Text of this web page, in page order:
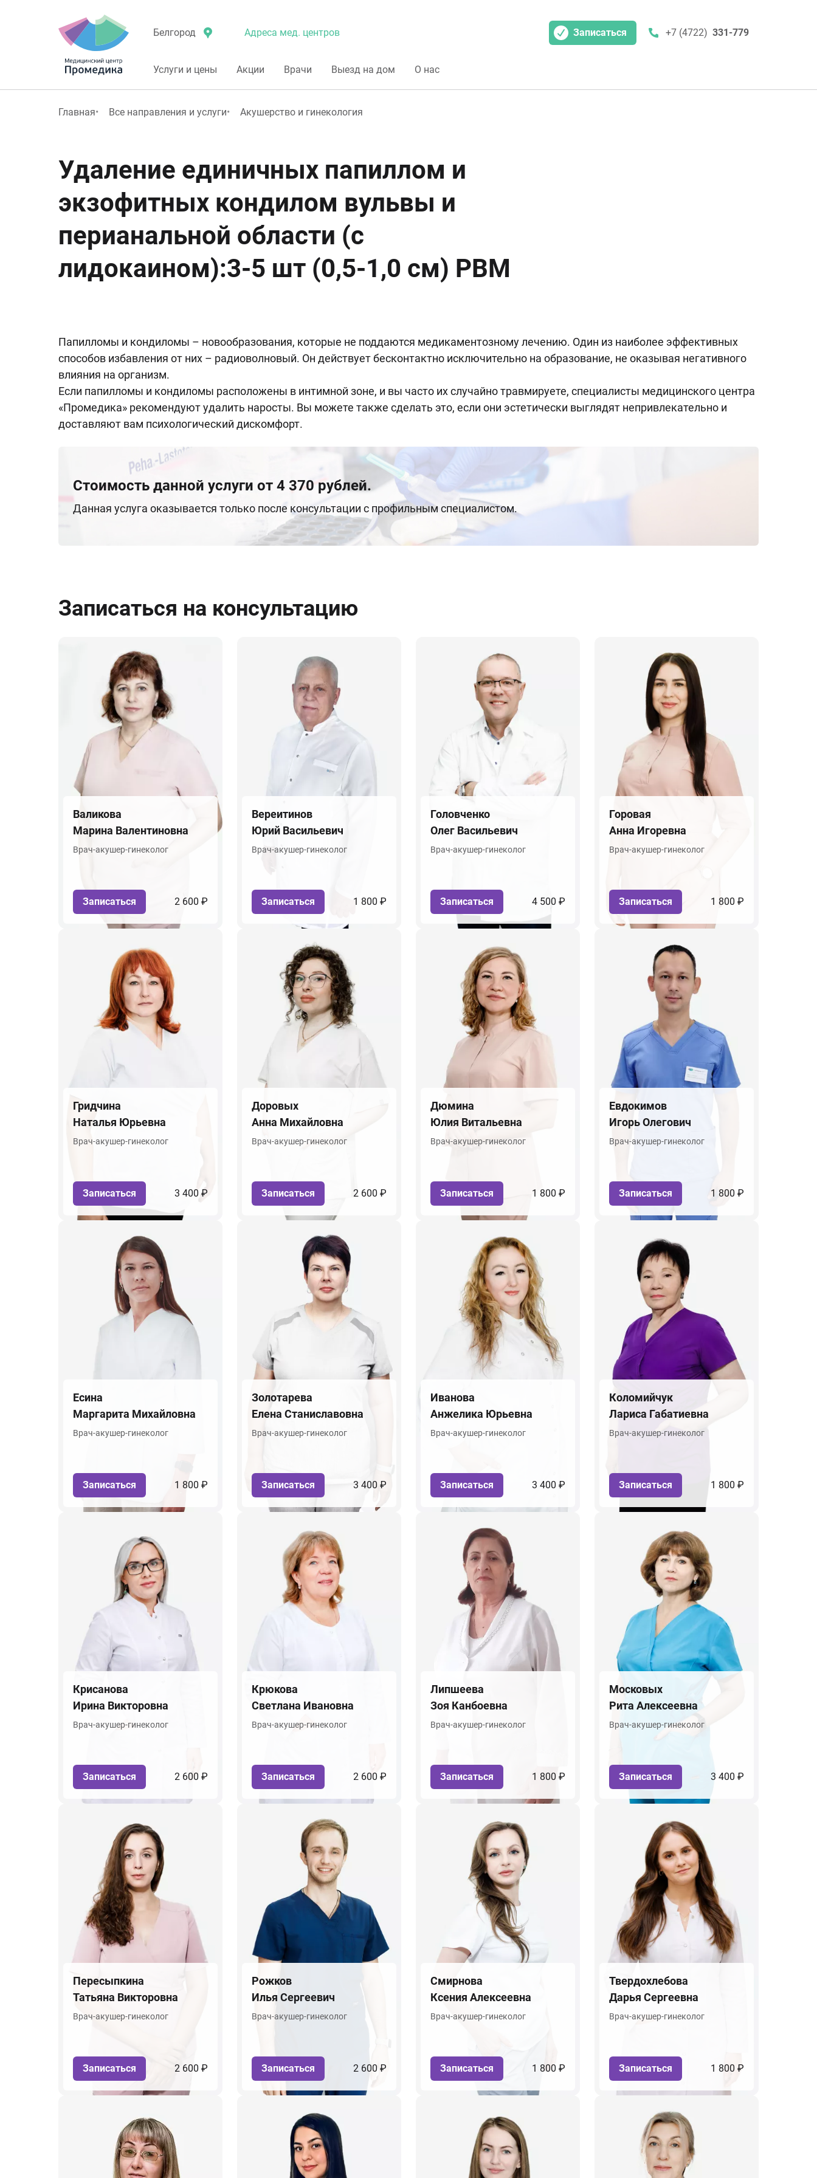
Белгород Адреса мед. центров Записаться +7 (4722) 331-779
Услуги и цены Акции Врачи Выезд на дом О нас
Главная Все направления и услуги Акушерство и гинекология
Удаление единичных папиллом и
экзофитных кондилом вульвы и
перианальной области (с
лидокаином):3-5 шт (0,5-1,0 см) РВМ
Папилломы и кондиломы – новообразования, которые не поддаются медикаментозному лечению. Один из наиболее эффективных
способов избавления от них – радиоволновый. Он действует бесконтактно исключительно на образование, не оказывая негативного
влияния на организм.
Если папилломы и кондиломы расположены в интимной зоне, и вы часто их случайно травмируете, специалисты медицинского центра
«Промедика» рекомендуют удалить наросты. Вы можете также сделать это, если они эстетически выглядят непривлекательно и
доставляют вам психологический дискомфорт.
Стоимость данной услуги от 4 370 рублей.
Данная услуга оказывается только после консультации с профильным специалистом.
Записаться на консультацию
Валикова
Марина Валентиновна
Врач-акушер-гинеколог
Записаться 2 600 ₽
Вереитинов
Юрий Васильевич
Врач-акушер-гинеколог
Записаться 1 800 ₽
Головченко
Олег Васильевич
Врач-акушер-гинеколог
Записаться 4 500 ₽
Горовая
Анна Игоревна
Врач-акушер-гинеколог
Записаться 1 800 ₽
Гридчина
Наталья Юрьевна
Врач-акушер-гинеколог
Записаться 3 400 ₽
Доровых
Анна Михайловна
Врач-акушер-гинеколог
Записаться 2 600 ₽
Дюмина
Юлия Витальевна
Врач-акушер-гинеколог
Записаться 1 800 ₽
Евдокимов
Игорь Олегович
Врач-акушер-гинеколог
Записаться 1 800 ₽
Есина
Маргарита Михайловна
Врач-акушер-гинеколог
Записаться 1 800 ₽
Золотарева
Елена Станиславовна
Врач-акушер-гинеколог
Записаться 3 400 ₽
Иванова
Анжелика Юрьевна
Врач-акушер-гинеколог
Записаться 3 400 ₽
Коломийчук
Лариса Габатиевна
Врач-акушер-гинеколог
Записаться 1 800 ₽
Крисанова
Ирина Викторовна
Врач-акушер-гинеколог
Записаться 2 600 ₽
Крюкова
Светлана Ивановна
Врач-акушер-гинеколог
Записаться 2 600 ₽
Липшеева
Зоя Канбоевна
Врач-акушер-гинеколог
Записаться 1 800 ₽
Московых
Рита Алексеевна
Врач-акушер-гинеколог
Записаться 3 400 ₽
Пересыпкина
Татьяна Викторовна
Врач-акушер-гинеколог
Записаться 2 600 ₽
Рожков
Илья Сергеевич
Врач-акушер-гинеколог
Записаться 2 600 ₽
Смирнова
Ксения Алексеевна
Врач-акушер-гинеколог
Записаться 1 800 ₽
Твердохлебова
Дарья Сергеевна
Врач-акушер-гинеколог
Записаться 1 800 ₽